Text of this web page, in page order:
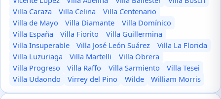
Villa Caraza
Villa Celina
Villa Centenario
Villa de Mayo
Villa Diamante
Villa Domínico
Villa España
Villa Fiorito
Villa Guillermina
Villa Insuperable
Villa José León Suárez
Villa La Florida
Villa Luzuriaga
Villa Martelli
Villa Obrera
Villa Progreso
Villa Raffo Villa Sarmiento
Villa Tesei
Villa Udaondo
Virrey del Pino Wilde William Morris